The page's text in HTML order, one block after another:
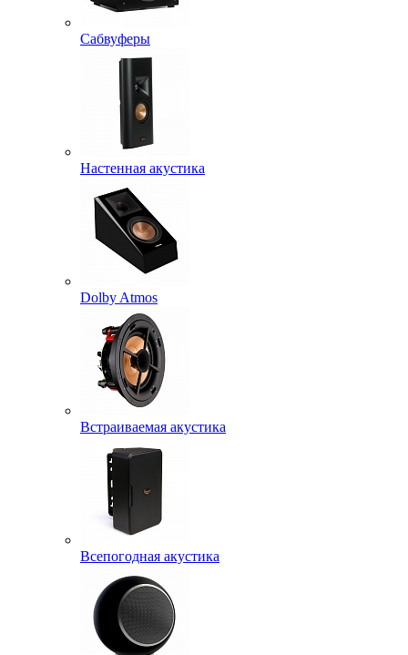
Сабвуферы
Настенная акустика
Dolby Atmos
Встраиваемая акустика
Всепогодная акустика